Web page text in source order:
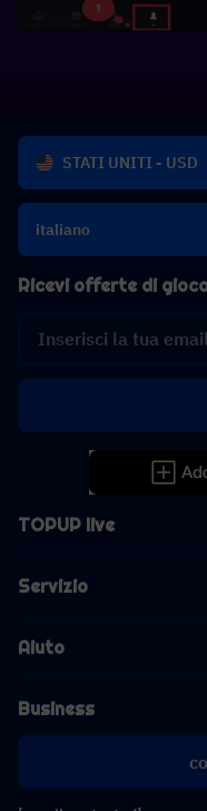
STATI UNITI - USD
italiano
TOPUP live
Servizio
Aiuto
Business
Ricevi offerte di